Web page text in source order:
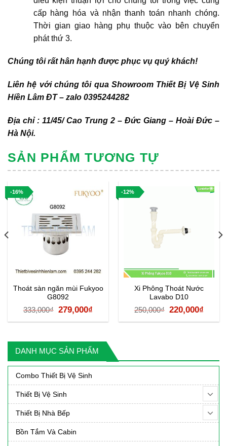
DANH MỤC SẢN PHẨM
Combo Thiết Bị Vệ Sinh
Thiết Bị Vệ Sinh
Thiết Bị Nhà Bếp
Bồn Tắm Và Cabin
cấp hàng hóa và nhận thanh toán nhanh chóng.
Thời gian giao hàng phụ thuộc vào bên chuyển
phát thứ 3.
Chúng tôi rất hân hạnh được phục vụ quý khách!
Liên hệ với chúng tôi qua Showroom Thiết Bị Vệ Sinh
Hiền Lâm ĐT – zalo 0395244282
Địa chỉ : 11/45/ Cao Trung 2 – Đức Giang – Hoài Đức –
Hà Nội.
SẢN PHẨM TƯƠNG TỰ
-16%
Thoát sàn ngăn mùi Fukyoo
G8092
333,000₫ Giá
gốc
333,000₫.
279,000₫
hiện
là:
279,000₫.
-12%
Xi Phông Thoát Nước
Lavabo D10
250,000₫ Giá
gốc
220,000₫
hiện